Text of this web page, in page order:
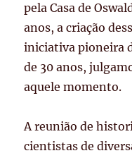
pela Casa de
anos, a criação
iniciativa pioneira
de 30 anos,
aquele momento.
A reunião de
cientistas de